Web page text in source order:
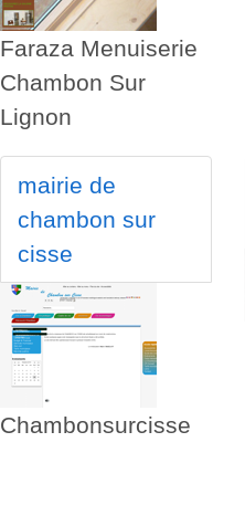
Faraza Menuiserie
Chambon Sur
Lignon
mairie de
chambon sur
cisse
Chambonsurcisse